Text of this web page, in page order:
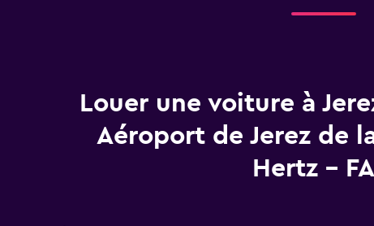
Louer une voiture à
Aéroport de Jerez de
Hertz -